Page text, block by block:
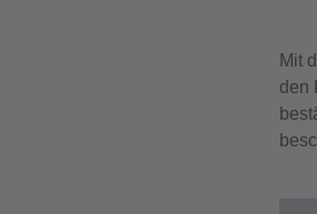
Mit
den